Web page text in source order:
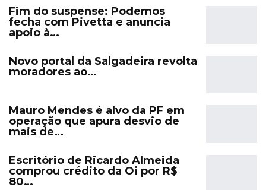
Fim do suspense: Podemos
fecha com Pivetta e anuncia
apoio à…
Novo portal da Salgadeira revolta
moradores ao…
Mauro Mendes é alvo da PF em
operação que apura desvio de
mais de…
Escritório de Ricardo Almeida
comprou crédito da Oi por R$
80…